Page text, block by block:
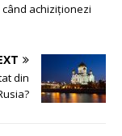
achiziționezi
din